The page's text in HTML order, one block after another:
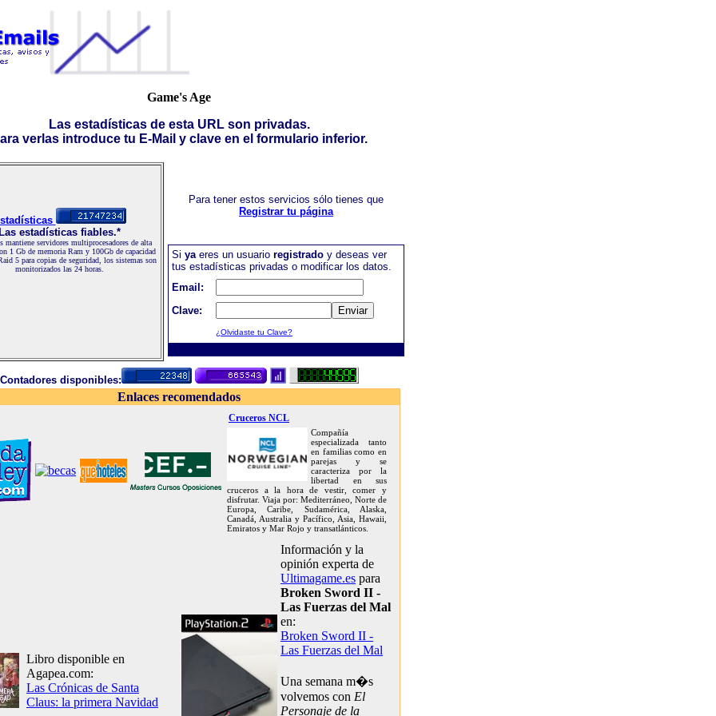
Game's Age
Las estadísticas de esta URL son privadas.
verlas introduce tu E-Mail y clave en el formulario inferior.
Las estadísticas fiables.*
mantiene servidores multiprocesadores de alta
1 Gb de memoria Ram y 100Gb de capacidad
5 para copias de seguridad, los sistemas son
monitorizados las 24 horas.
Para tener estos servicios sólo tienes que
Registrar tu página
Si yaeres un usuario registrado y deseas ver
tus estadísticas privadas o modificar los datos.
Email:
Clave:
¿Olvidaste tu Clave?
Contadores disponibles:
Enlaces recomendados
Cruceros NCL
Compañía
especializada tanto
en familias como en
parejas y se
caracteriza por la
libertad en sus
cruceros a la hora de vestir, comer y
disfrutar. Viaja por: Mediterráneo, Norte de
Europa, Caribe, Sudamérica, Alaska,
Canadá, Australia y Pacífico, Asia, Hawaii,
Emiratos y Mar Rojo y transatlánticos.
Libro disponible en
Agapea.com:
Las Crónicas de Santa
Claus: la primera Navidad
Información y la
opinión experta de
Ultimagame.es para
Broken Sword II -
Las Fuerzas del Mal
en:
Broken Sword II -
Las Fuerzas del Mal
Una semana m�s
volvemos con El
Personaje de la